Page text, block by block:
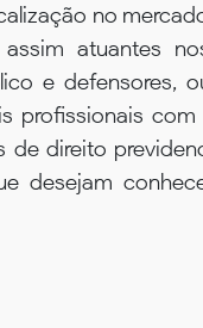
no
atuantes
e defensores,
profissionais
direito
desejam